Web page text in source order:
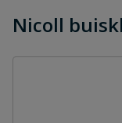
Nicoll